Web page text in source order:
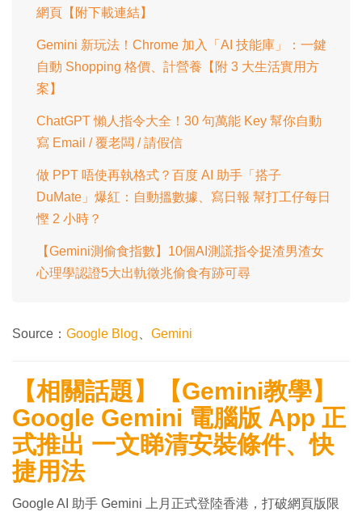
網頁【附下載連結】
Gemini 新玩法！Chrome 加入「AI 技能庫」：一鍵
自動 Shopping 格價、計營養【附 3 大生活實用方
案】
ChatGPT 懶人指令大全！30 句萬能 Key 幫你自動
寫 Email / 覆老闆 / 請假信
做 PPT 唔使再執格式？百度 AI 助手「搭子
DuMate」爆紅：自動搵數據、寫日報 幫打工仔每日
慳 2 小時？
【Gemini測偷食指數】10個AI測謊指令捉渣男渣女
心理學認證5大出軌徵兆偷食有跡可尋
Source： Google Blog Gemini
【相關話題】【Gemini教學】
Google Gemini 電腦版 App 正
式推出 一文睇清安裝條件、快
捷用法
Google AI 助手 Gemini 上月正式登陸香港，打破網頁版限